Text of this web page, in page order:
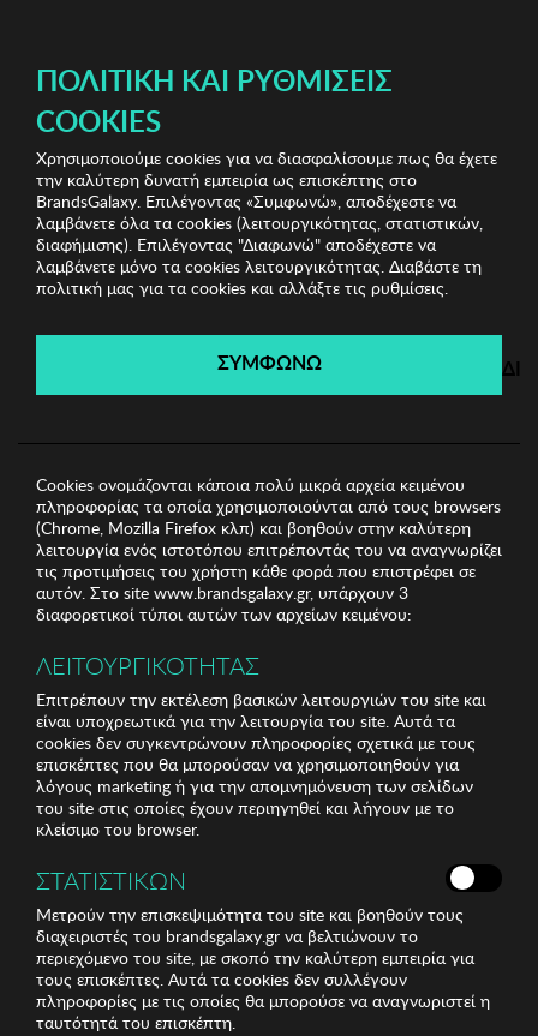
Jewels Shop Vol.2 Γυναικεία Βραχιόλια
Γυναικείο
Βραχιόλι Solyn
Jewels Shop Vol.2
Λήγει σε: 05ημέρες | 07ώρες 10λεπτά 47δευτ.
ΠΟΛΙΤΙΚΉ ΚΑΙ ΡΥΘΜΊΣΕΙΣ
COOKIES
Χρησιμοποιούμε cookies για να διασφαλίσουμε πως θα έχετε
την καλύτερη δυνατή εμπειρία ως επισκέπτης στο
BrandsGalaxy. Επιλέγοντας «Συμφωνώ», αποδέχεστε να
λαμβάνετε όλα τα cookies (λειτουργικότητας, στατιστικών,
διαφήμισης). Επιλέγοντας "Διαφωνώ" αποδέχεστε να
λαμβάνετε μόνο τα cookies λειτουργικότητας. Διαβάστε τη
πολιτική μας για τα cookies και αλλάξτε τις ρυθμίσεις.
ΣΥΜΦΩΝΩ
Cookies ονομάζονται κάποια πολύ μικρά αρχεία κειμένου
πληροφορίας τα οποία χρησιμοποιούνται από τους browsers
(Chrome, Mozilla Firefox κλπ) και βοηθούν στην καλύτερη
λειτουργία ενός ιστοτόπου επιτρέποντάς του να αναγνωρίζει
τις προτιμήσεις του χρήστη κάθε φορά που επιστρέφει σε
αυτόν. Στο site www.brandsgalaxy.gr, υπάρχουν 3
διαφορετικοί τύποι αυτών των αρχείων κειμένου:
ΛΕΙΤΟΥΡΓΙΚΟΤΗΤΑΣ
Επιτρέπουν την εκτέλεση βασικών λειτουργιών του site και
είναι υποχρεωτικά για την λειτουργία του site. Αυτά τα
cookies δεν συγκεντρώνουν πληροφορίες σχετικά με τους
επισκέπτες που θα μπορούσαν να χρησιμοποιηθούν για
λόγους marketing ή για την απομνημόνευση των σελίδων
του site στις οποίες έχουν περιηγηθεί και λήγουν με το
κλείσιμο του browser.
ΣΤΑΤΙΣΤΙΚΩΝ
Μετρούν την επισκεψιμότητα του site και βοηθούν τους
διαχειριστές του brandsgalaxy.gr να βελτιώνουν το
περιεχόμενο του site, με σκοπό την καλύτερη εμπειρία για
τους επισκέπτες. Αυτά τα cookies δεν συλλέγουν
πληροφορίες με τις οποίες θα μπορούσε να αναγνωριστεί η
ταυτότητά του επισκέπτη.